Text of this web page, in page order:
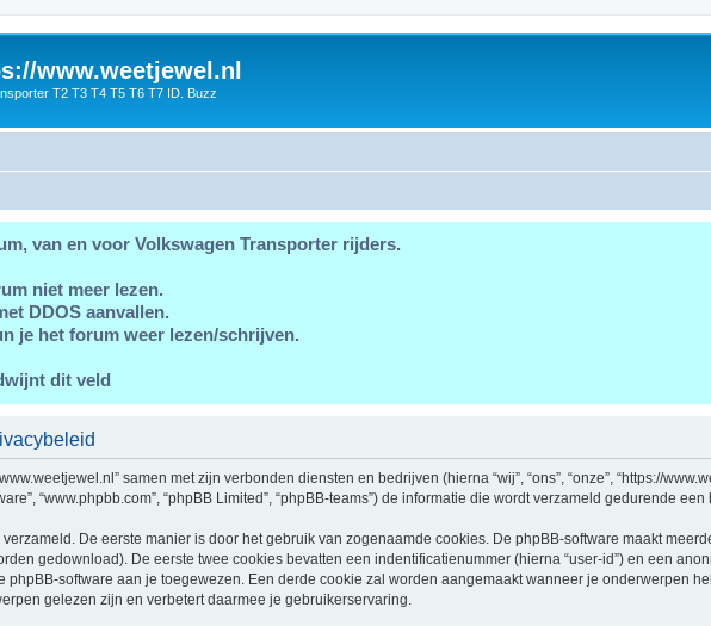
www.weetjewel.nl
T2 T3 T4 T5 T6 T7 ID. Buzz
van en voor Volkswagen Transporter rijders.
niet meer lezen.
DDOS aanvallen.
je het forum weer lezen/schrijven.
dit veld
samen met zijn verbonden diensten en bedrijven (hierna “wij”, “ons”, “onze”, “https://
“www.phpbb.com”, “phpBB Limited”, “phpBB-teams”) de informatie die wordt verzameld gedurende
De eerste manier is door het gebruik van zogenaamde cookies. De phpBB-software maakt
gedownload). De eerste twee cookies bevatten een indentificatienummer (hierna “user-id”) en een
phpBB-software aan je toegewezen. Een derde cookie zal worden aangemaakt wanneer je onderwerpen
gelezen zijn en verbetert daarmee je gebruikerservaring.